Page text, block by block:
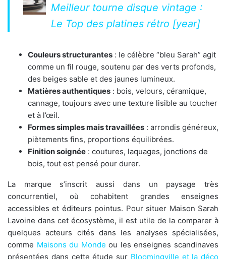
Meilleur tourne disque vintage :
Le Top des platines rétro [year]
Couleurs structurantes : le célèbre “bleu Sarah” agit
comme un fil rouge, soutenu par des verts profonds,
des beiges sable et des jaunes lumineux.
Matières authentiques : bois, velours, céramique,
cannage, toujours avec une texture lisible au toucher
et à l’œil.
Formes simples mais travaillées : arrondis généreux,
piètements fins, proportions équilibrées.
Finition soignée : coutures, laquages, jonctions de
bois, tout est pensé pour durer.
La marque s’inscrit aussi dans un paysage très
concurrentiel, où cohabitent grandes enseignes
accessibles et éditeurs pointus. Pour situer Maison Sarah
Lavoine dans cet écosystème, il est utile de la comparer à
quelques acteurs cités dans les analyses spécialisées,
comme Maisons du Monde ou les enseignes scandinaves
présentées dans cette étude sur Bloomingville et la déco